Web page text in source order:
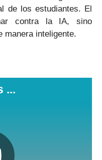
de los estudiantes. El
contra la IA, sino
manera inteligente.
...